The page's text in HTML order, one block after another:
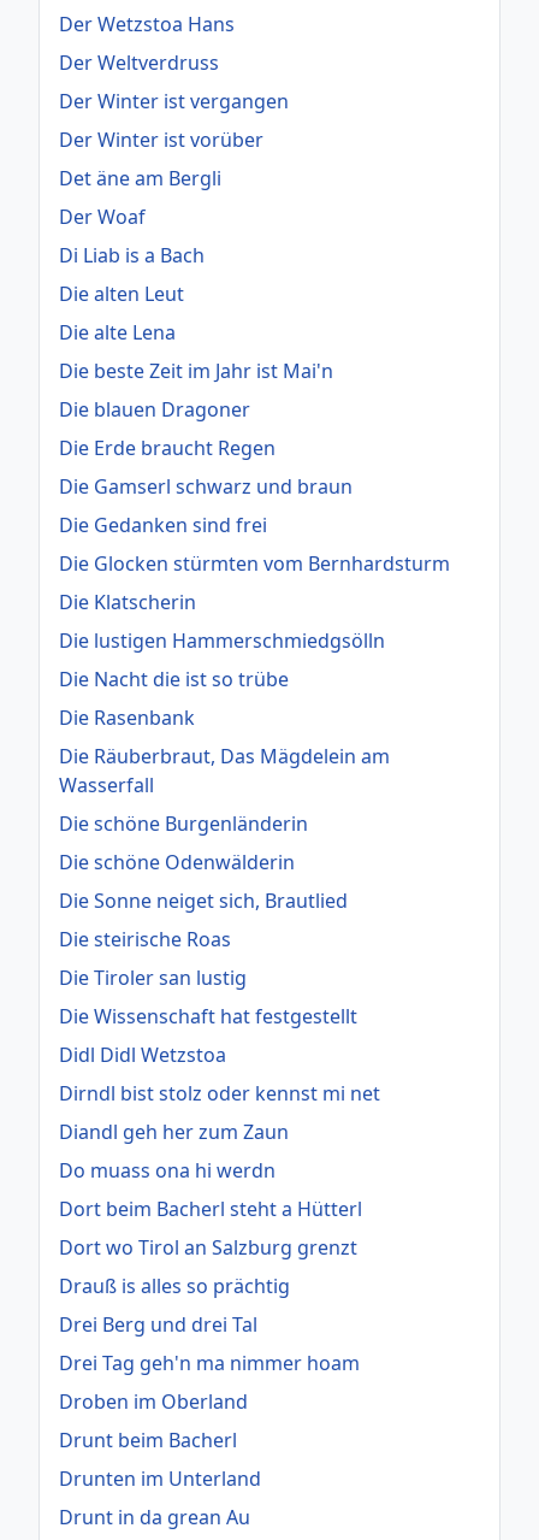
Der Wetzstoa Hans
Der Weltverdruss
Der Winter ist vergangen
Der Winter ist vorüber
Det äne am Bergli
Der Woaf
Di Liab is a Bach
Die alten Leut
Die alte Lena
Die beste Zeit im Jahr ist Mai'n
Die blauen Dragoner
Die Erde braucht Regen
Die Gamserl schwarz und braun
Die Gedanken sind frei
Die Glocken stürmten vom Bernhardsturm
Die Klatscherin
Die lustigen Hammerschmiedgsölln
Die Nacht die ist so trübe
Die Rasenbank
Die Räuberbraut, Das Mägdelein am
Wasserfall
Die schöne Burgenländerin
Die schöne Odenwälderin
Die Sonne neiget sich, Brautlied
Die steirische Roas
Die Tiroler san lustig
Die Wissenschaft hat festgestellt
Didl Didl Wetzstoa
Dirndl bist stolz oder kennst mi net
Diandl geh her zum Zaun
Do muass ona hi werdn
Dort beim Bacherl steht a Hütterl
Dort wo Tirol an Salzburg grenzt
Drauß is alles so prächtig
Drei Berg und drei Tal
Drei Tag geh'n ma nimmer hoam
Droben im Oberland
Drunt beim Bacherl
Drunten im Unterland
Drunt in da grean Au